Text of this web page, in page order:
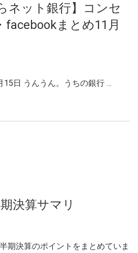
ネット銀行】コンセ
facebookまとめ11月
15日 うんうん。うちの銀行 …
決算サマリ
決算のポイントをまとめていま